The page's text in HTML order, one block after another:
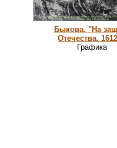
Быкова. "На
Отечества.
Графика